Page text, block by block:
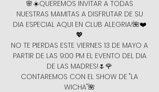
🌸☀️QUEREMOS INVITAR A TODAS
NUESTRAS MAMITAS A DISFRUTAR DE SU
DIA ESPECIAL AQUI EN CLUB ALEGRIA!🌺❤️
💖
NO TE PIERDAS ESTE VIERNES 13 DE MAYO A
PARTIR DE LAS 9:00 PM EL EVENTO DEL DIA
DE LAS MADRES!🌷🌹
CONTAREMOS CON EL SHOW DE "LA
WICHA"🌺